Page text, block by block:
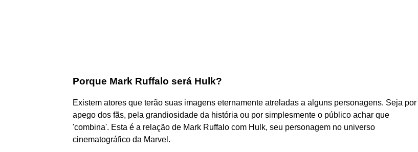
Porque Mark Ruffalo será Hulk?
Existem atores que terão suas imagens eternamente atreladas a alguns personagens. Seja por
apego dos fãs, pela grandiosidade da história ou por simplesmente o público achar que
'combina'. Esta é a relação de Mark Ruffalo com Hulk, seu personagem no universo
cinematográfico da Marvel.